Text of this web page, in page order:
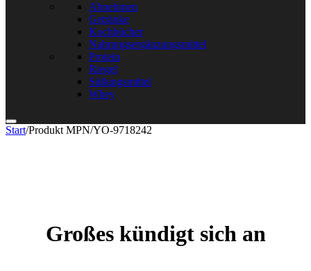
Abnehmen
Getränke
Kochbücher
Nahrungsergänzungsmittel
Protein
Riegel
Süßungsmittel
Whey
Start/Produkt MPN/YO-9718242
Großes kündigt sich an